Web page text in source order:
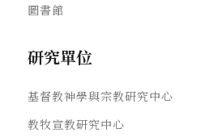
圖書館
研究單位
基督教神學與宗教研究中心
教牧宣教研究中心